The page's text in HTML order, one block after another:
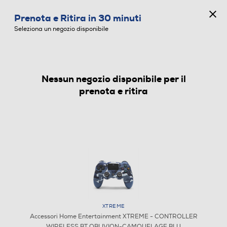
ACCESSORI HOME ENTERTAINMENT
Prenota e Ritira in 30 minuti
Seleziona un negozio disponibile
Nessun negozio disponibile per il
prenota e ritira
XTREME
Accessori Home Entertainment XTREME - CONTROLLER